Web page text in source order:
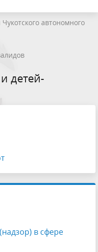
автономного
детей-
в сфере